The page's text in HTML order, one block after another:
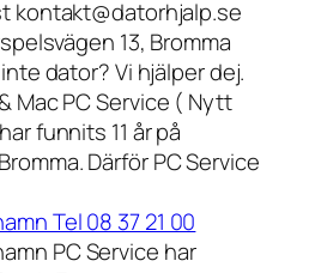
kontakt@datorhjalp.se
13, Bromma
dator? Vi hjälper dej.
Mac PC Service ( Nytt
funnits 11 år på
Därför PC Service
Tel 08 37 21 00
PC Service har